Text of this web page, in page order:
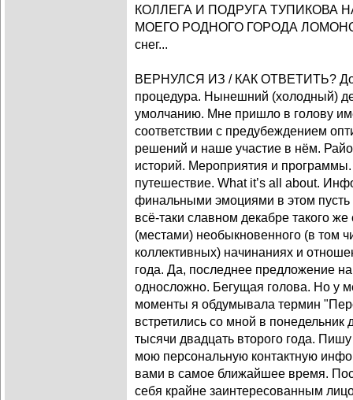
КОЛЛЕГА И ПОДРУГА ТУПИКОВА
МОЕГО РОДНОГО ГОРОДА
снег...
ВЕРНУЛСЯ ИЗ / КАК ОТВЕТИТЬ?
процедура. Нынешний (холодный)
умолчанию. Мне пришло в голову
соответствии с предубеждением
решений и наше участие в нём.
историй. Мероприятия и
путешествие. What it’s all about.
финальными эмоциями в этом пусть
всё-таки славном декабре такого
(местами) необыкновенного (в том
коллективных) начинаниях и
года. Да, последнее предложение
односложно. Бегущая голова. Но у
моменты я обдумывала термин
встретились со мной в понедельник
тысячи двадцать второго года.
мою персональную контактную
вами в самое ближайшее время.
себя крайне заинтересованным